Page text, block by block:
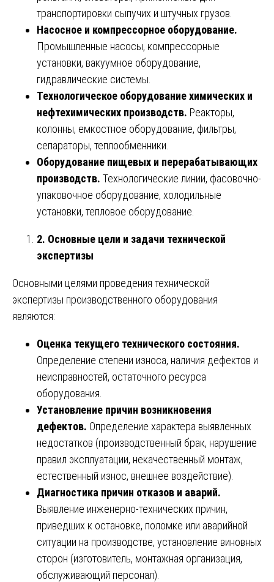
транспортировки сыпучих и штучных грузов.
Насосное и компрессорное оборудование.
Промышленные насосы, компрессорные
установки, вакуумное оборудование,
гидравлические системы.
Технологическое оборудование химических и
нефтехимических производств. Реакторы,
колонны, емкостное оборудование, фильтры,
сепараторы, теплообменники.
Оборудование пищевых и перерабатывающих
производств. Технологические линии, фасовочно-
упаковочное оборудование, холодильные
установки, тепловое оборудование.
2. Основные цели и задачи технической
экспертизы
Основными целями проведения технической
экспертизы производственного оборудования
являются:
Оценка текущего технического состояния.
Определение степени износа, наличия дефектов и
неисправностей, остаточного ресурса
оборудования.
Установление причин возникновения
дефектов. Определение характера выявленных
недостатков (производственный брак, нарушение
правил эксплуатации, некачественный монтаж,
естественный износ, внешнее воздействие).
Диагностика причин отказов и аварий.
Выявление инженерно-технических причин,
приведших к остановке, поломке или аварийной
ситуации на производстве, установление виновных
сторон (изготовитель, монтажная организация,
обслуживающий персонал).